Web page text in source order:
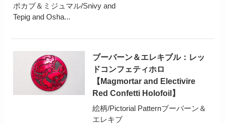
ポカブ＆ミジュマル/Snivy and
Tepig and Osha...
ブーバーン＆エレキブル：レッ
ドコンフェティホロ
【Magmortar and Electivire
Red Confetti Holofoil】
絵柄/Pictorial Patternブーバーン＆
エレキブ